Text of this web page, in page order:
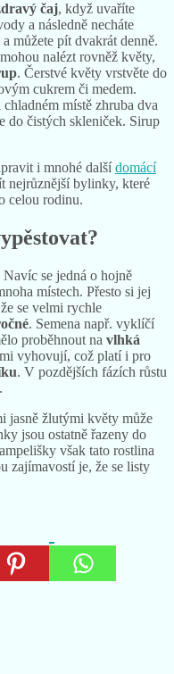
čaj, když uvaříte
a následně necháte
můžete pít dvakrát denně.
nalézt rovněž květy,
. Čerstvé květy vrstvěte do
cukrem či medem.
místě zhruba dva
do čistých skleniček. Sirup
i mnohé dalšídomácí
nejrůznější bylinky, které
celou rodinu.
se jedná o hojně
místech. Přesto si jej
se velmi rychle
. Semena např. vyklíčí
proběhnout na vlhká
vyhovují, což platí i pro
. V pozdějších fázích růstu
.
jasně žlutými květy může
jsou ostatně řazeny do
však tato rostlina
zajímavostí je, že se listy